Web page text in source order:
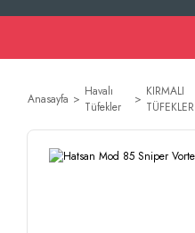
Anasayfa
Havalı
Tüfekler
KIRMALI
TÜFEKLER